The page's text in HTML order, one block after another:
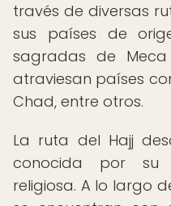
través de diversas
sus países de
sagradas de
atraviesan países
Chad, entre otros.
La ruta del Hajj
conocida por su
religiosa. A lo largo